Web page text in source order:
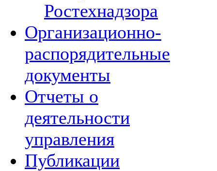
Ростехнадзора
Организационно-
распорядительные
документы
Отчеты о
деятельности
управления
Публикации